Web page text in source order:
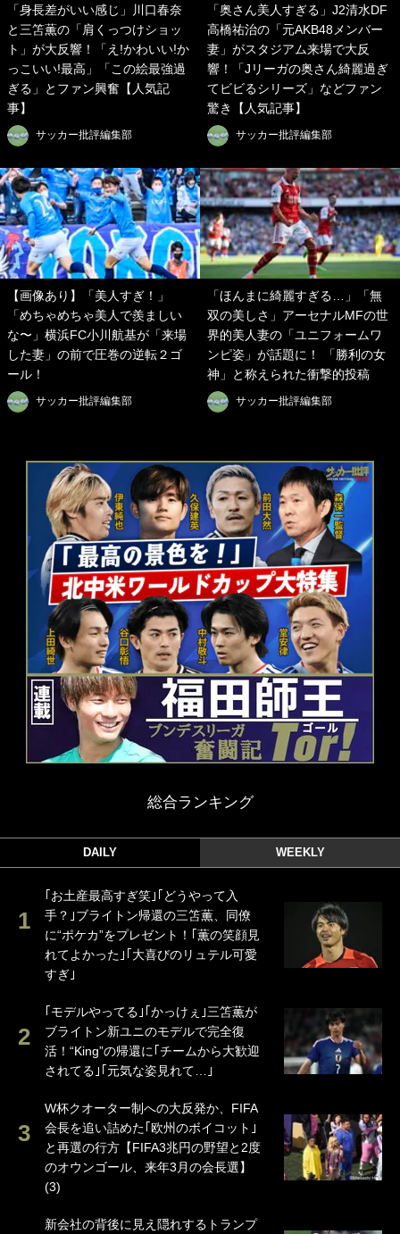
「身長差がいい感じ」川口春奈
と三笘薫の「肩くっつけショッ
ト」が大反響！「え!かわいい!か
っこいい!最高」「この絵最強過
ぎる」とファン興奮【人気記
事】
サッカー批評編集部
「奥さん美人すぎる」J2清水DF
高橋祐治の「元AKB48メンバー
妻」がスタジアム来場で大反
響！「Jリーガの奥さん綺麗過ぎ
てビビるシリーズ」などファン
驚き【人気記事】
サッカー批評編集部
【画像あり】「美人すぎ！」
「めちゃめちゃ美人で羨ましい
な〜」横浜FC小川航基が「来場
した妻」の前で圧巻の逆転２ゴ
ール！
サッカー批評編集部
「ほんまに綺麗すぎる…」「無
双の美しさ」アーセナルMFの世
界的美人妻の「ユニフォームワ
ンピ姿」が話題に！ 「勝利の女
神」と称えられた衝撃的投稿
サッカー批評編集部
総合ランキング
DAILY WEEKLY
｢お土産最高すぎ笑｣｢どうやって入
手？｣ブライトン帰還の三笘薫、同僚
に“ポケカ”をプレゼント！｢薫の笑顔見
れてよかった｣｢大喜びのリュテル可愛
すぎ｣
｢モデルやってる｣｢かっけぇ｣三笘薫が
ブライトン新ユニのモデルで完全復
活！“King”の帰還に｢チームから大歓迎
されてる｣｢元気な姿見れて…｣
W杯クオーター制への大反発か、FIFA
会長を追い詰めた｢欧州のボイコット｣
と再選の行方【FIFA3兆円の野望と2度
のオウンゴール、来年3月の会長選】
(3)
新会社の背後に見え隠れするトランプ